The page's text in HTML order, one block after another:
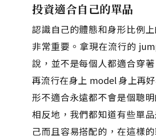
投資適合自己的單品
認識自己的體態和身形比例
非常重要。拿現在流行的
說，並不是每個人都適合穿
再流行在身上 model 身上再
形不適合永遠都不會是個聰明
相反地，我們都知道有些單
己而且容易搭配的，在這樣